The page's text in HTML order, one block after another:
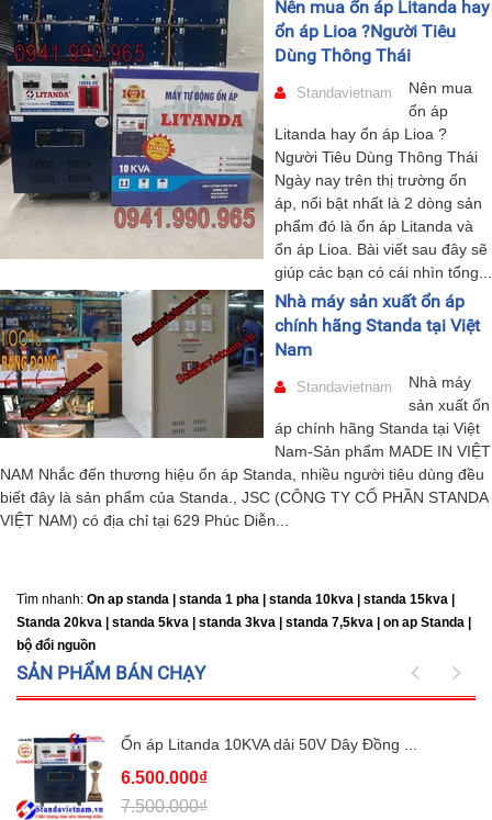
Nên mua ổn áp Litanda hay
ổn áp Lioa ?Người Tiêu
Dùng Thông Thái
Standavietnam
Nên mua
ổn áp
Litanda hay ổn áp Lioa ?
Người Tiêu Dùng Thông Thái
Ngày nay trên thị trường ổn
áp, nổi bật nhất là 2 dòng sản
phẩm đó là ổn áp Litanda và
ổn áp Lioa. Bài viết sau đây sẽ
giúp các bạn có cái nhìn tổng...
Nhà máy sản xuất ổn áp
chính hãng Standa tại Việt
Nam
Standavietnam
Nhà máy
sản xuất ổn
áp chính hãng Standa tại Việt
Nam-Sản phẩm MADE IN VIỆT
NAM Nhắc đến thương hiệu ổn áp Standa, nhiều người tiêu dùng đều
biết đây là sản phẩm của Standa., JSC (CÔNG TY CỔ PHẦN STANDA
VIỆT NAM) có địa chỉ tại 629 Phúc Diễn...
Tìm nhanh: On ap standa | standa 1 pha | standa 10kva | standa 15kva |
Standa 20kva |
standa 5kva | standa 3kva | standa 7,5kva | on ap Standa |
bộ đổi nguồn
SẢN PHẨM BÁN CHẠY
Ổn áp Litanda 10KVA dải 50V Dây Đồng ...
6.500.000₫
7.500.000₫